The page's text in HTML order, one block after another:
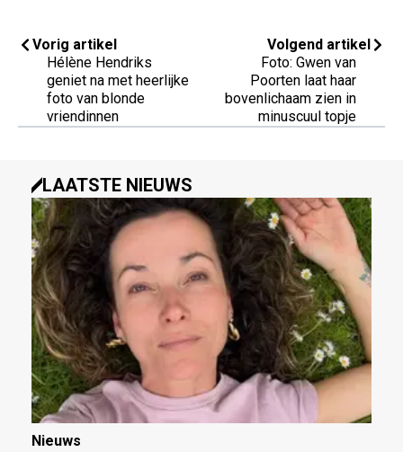
Vorig artikel
Hélène Hendriks
geniet na met heerlijke
foto van blonde
vriendinnen
Volgend artikel
Foto: Gwen van
Poorten laat haar
bovenlichaam zien in
minuscuul topje
LAATSTE NIEUWS
Nieuws